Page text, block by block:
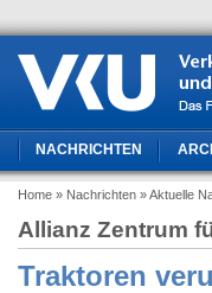
NACHRICHTEN
Home » Nachrichten » Aktuelle
Allianz Zentrum
Traktoren